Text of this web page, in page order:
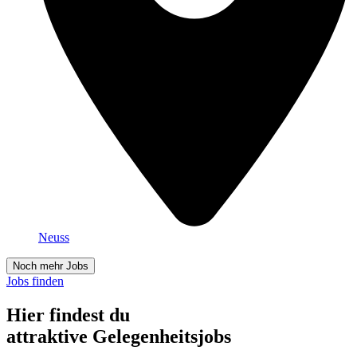
Neuss
Noch mehr Jobs
Jobs finden
Hier findest du
attraktive Gelegenheitsjobs